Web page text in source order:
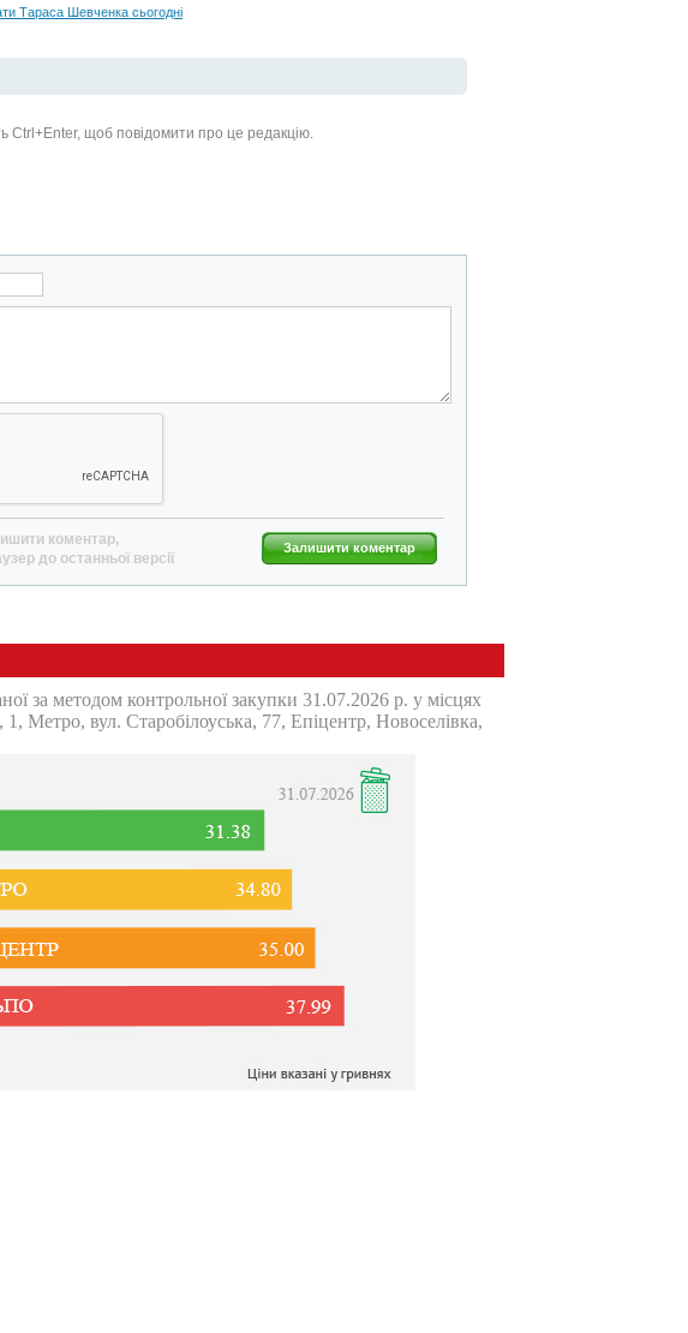
Тараса Шевченка сьогодні
Ctrl+Enter, щоб повідомити про це редакцію.
Залишити коментар
коментар,
до останньої версії